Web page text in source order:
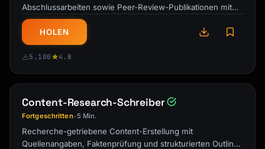
Looking forward to [future interaction].
Best,
[Name]
### Difficult Conversation Email
```
Subject: [Topic] - Following up on our
discussion
Abschlussarbeiten sowie Peer-Review-Publikationen mit
korrekter Struktur und …
HOLEN
5.100 4.8
Content-Research-Schreiber
Fortgeschritten•5 Min.
Recherche-getriebene Content-Erstellung mit
Quellenangaben, Faktenprüfung und strukturierten Outlines